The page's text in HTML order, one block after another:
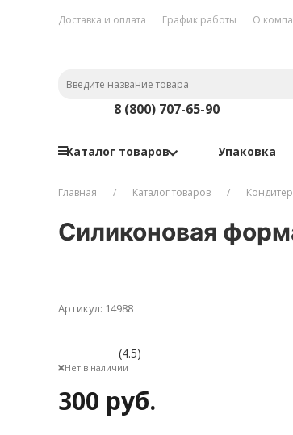
Доставка и оплата График работы О
8 (800) 707-65-90
Каталог товаров Упаковка
Главная Каталог товаров
Силиконовая
Артикул: 14988
(4.5)
Нет в наличии
300 руб.